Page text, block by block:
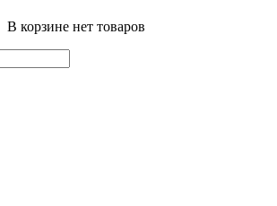
В корзине нет товаров